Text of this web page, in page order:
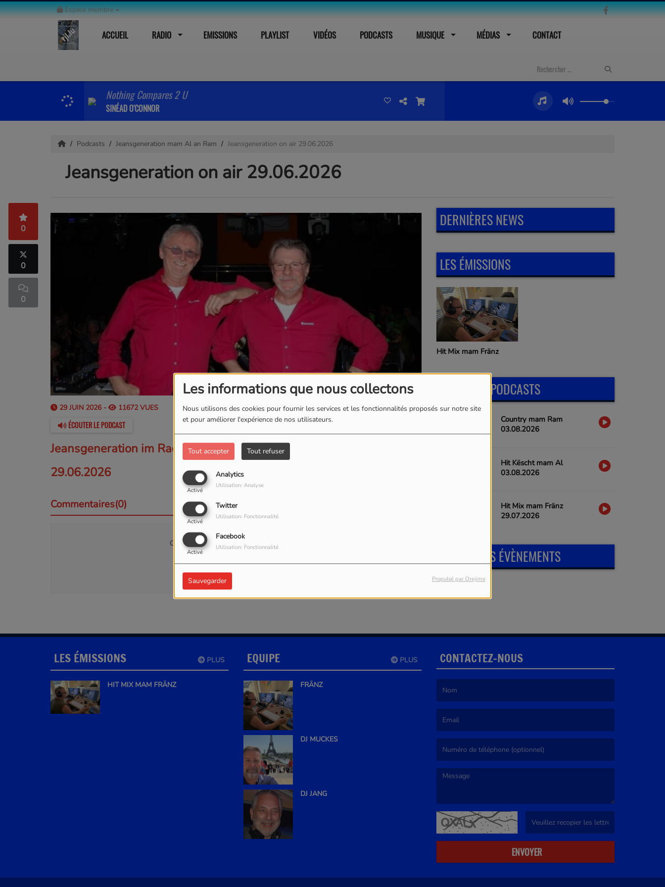
Les informations que nous collectons
Nous utilisons des cookies pour fournir les services et les fonctionnalités proposés sur notre site
et pour améliorer l'expérience de nos utilisateurs.
Tout accepter Tout refuser
Analytics
Activé
Utilisation: Analyse
Twitter
Activé
Utilisation: Fonctionnalité
Facebook
Activé
Utilisation: Fonctionnalité
Sauvegarder Propulsé par Orejime
Espace membre
ACCUEIL RADIO EMISSIONS PLAYLIST VIDÉOS PODCASTS MUSIQUE MÉDIAS CONTACT
Nothing Compares 2 U
SINÉAD O'CONNOR
Podcasts Jeansgeneration mam Al an Ram Jeansgeneration on air 29.06.2026
Jeansgeneration on air 29.06.2026
0
0
0
29 JUIN 2026 - 11672 VUES
ÉCOUTER LE PODCAST
Jeansgeneration im Radio
29.06.2026
Commentaires(0)
Connectez-vous pour commenter cet article
SE CONNECTER
DERNIÈRES NEWS
LES ÉMISSIONS
Hit Mix mam Fränz
DERNIERS PODCASTS
Country mam Ram
03.08.2026
Hit Këscht mam Al
03.08.2026
Hit Mix mam Fränz
29.07.2026
PROCHAINS ÉVÈNEMENTS
PLUS
LES ÉMISSIONS
HIT MIX MAM FRÄNZ
PLUS
EQUIPE
FRÄNZ
DJ MUCKES
DJ JANG
CONTACTEZ-NOUS
ENVOYER